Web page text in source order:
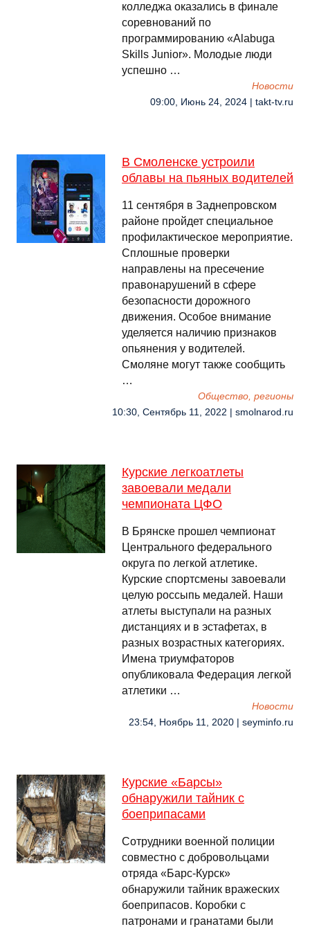
колледжа оказались в финале
соревнований по
программированию «Alabuga
Skills Junior». Молодые люди
успешно …
Новости
09:00, Июнь 24, 2024 | takt-tv.ru
В Смоленске устроили
облавы на пьяных водителей
11 сентября в Заднепровском
районе пройдет специальное
профилактическое мероприятие.
Сплошные проверки
направлены на пресечение
правонарушений в сфере
безопасности дорожного
движения. Особое внимание
уделяется наличию признаков
опьянения у водителей.
Смоляне могут также сообщить
…
Общество, регионы
10:30, Сентябрь 11, 2022 | smolnarod.ru
Курские легкоатлеты
завоевали медали
чемпионата ЦФО
В Брянске прошел чемпионат
Центрального федерального
округа по легкой атлетике.
Курские спортсмены завоевали
целую россыпь медалей. Наши
атлеты выступали на разных
дистанциях и в эстафетах, в
разных возрастных категориях.
Имена триумфаторов
опубликовала Федерация легкой
атлетики …
Новости
23:54, Ноябрь 11, 2020 | seyminfo.ru
Курские «Барсы»
обнаружили тайник с
боеприпасами
Сотрудники военной полиции
совместно с добровольцами
отряда «Барс-Курск»
обнаружили тайник вражеских
боеприпасов. Коробки с
патронами и гранатами были